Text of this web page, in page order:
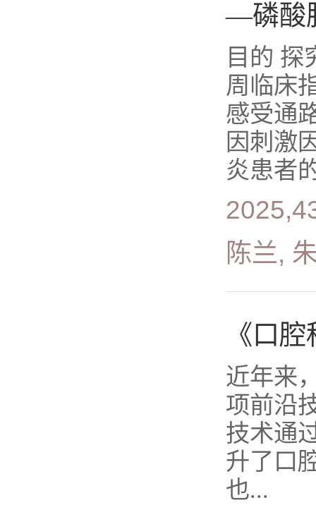
—磷酸
目的 探
周临床
感受通
因刺激
炎患者
陈兰,
《口
近年来
项前沿
技术通
升了口
也...